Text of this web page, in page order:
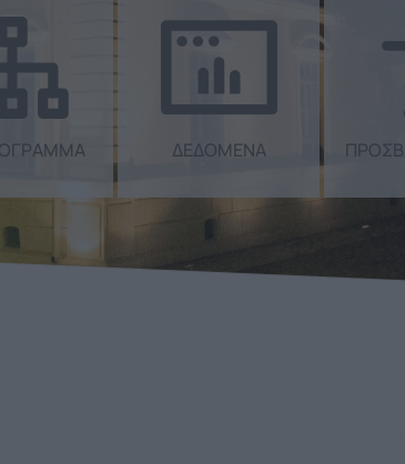
ΔΕΔΟΜΕΝΑ